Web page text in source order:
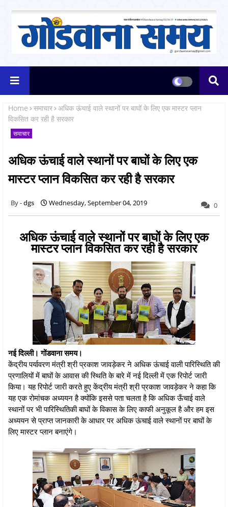
Home समाचार अधिक ऊंचाई वाले स्‍थानों पर बाघों के लिए एक मास्टर प्लान
विकसित कर रही है सरकार
समाचार
अधिक ऊंचाई वाले स्‍थानों पर बाघों के लिए एक
मास्टर प्लान विकसित कर रही है सरकार
dgs Wednesday, September 04, 2019 0
अधिक ऊंचाई वाले स्‍थानों पर बाघों के लिए एक
मास्टर प्लान विकसित कर रही है सरकार
नई दिल्ली। गोंडवाना समय।
केंद्रीय पर्यावरण मंत्री श्री प्रकाश जावड़ेकर ने अधिक ऊंचाई वाली पारिस्थिति की
प्रणालियों में बाघों के आवास की स्थिति के बारे में नई दिल्‍ली में एक रिपोर्ट जारी
किया। यह रिपोर्ट जारी करते हुए केंद्रीय मंत्री श्री प्रकाश जावड़ेकर ने कहा कि
यह एक रोमांचक अध्ययन है क्योंकि इससे पता चलता है कि अधिक ऊँचाई वाले
स्‍थानों पर भी पारिस्थितिकी बाघों के विकास के लिए काफी अनुकूल है और हम इस
अध्ययन से प्राप्‍त जानकारी के आधार पर अधिक ऊंचाई वाले स्‍थानों पर बाघों के
लिए मास्टर प्लान बनाएंगे।